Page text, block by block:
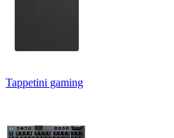
Tappetini gaming